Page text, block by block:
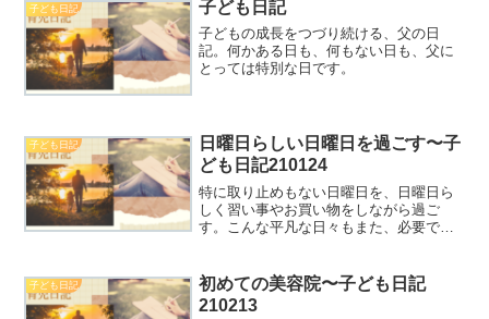
子ども日記 子ども日記
子どもの成長をつづり続ける、父の日
記。何かある日も、何もない日も、父に
とっては特別な日です。
子ども日記
日曜日らしい日曜日を過ごす〜子
ども日記210124
特に取り止めもない日曜日を、日曜日ら
しく習い事やお買い物をしながら過ご
す。こんな平凡な日々もまた、必要であ
子ども日記
初めての美容院〜子ども日記
210213